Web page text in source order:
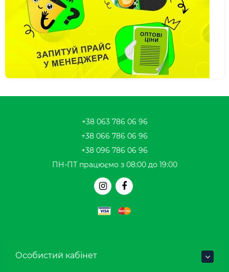
+38 063 786 06 96
+38 066 786 06 96
+38 096 786 06 96
ПН-ПТ працюємо з 08:00 до 19:00
Особистий кабінет